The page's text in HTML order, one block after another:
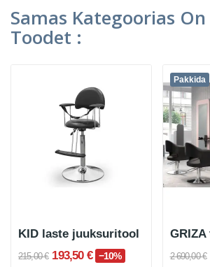
Samas Kategoorias On
Toodet :
KID laste juuksuritool
215,00 € 193,50 € −10%
Pakkida
2 690,00 €